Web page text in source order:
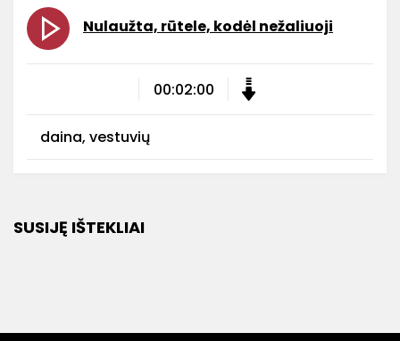
Nulaužta, rūtele, kodėl nežaliuoji
00:02:00
daina, vestuvių
SUSIJĘ IŠTEKLIAI